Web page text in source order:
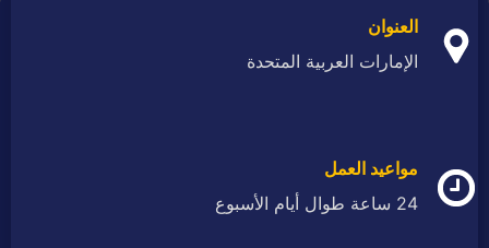
العنوان
الإمارات العربية المتحدة
مواعيد العمل
24 ساعة طوال أيام الأسبوع